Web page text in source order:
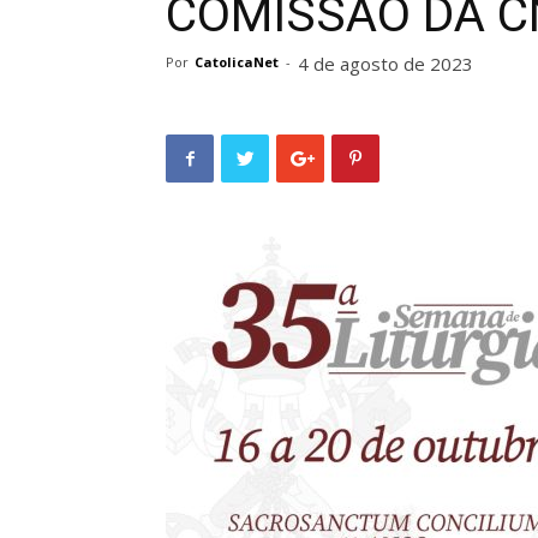
COMISSÃO DA
Por CatolicaNet - 4 de agosto de 2023